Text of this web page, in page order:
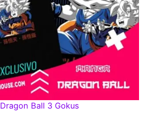
Dragon Ball 3 Gokus